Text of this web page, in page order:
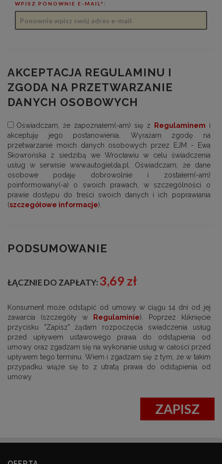
WPISZ PONOWNIE E-MAIL*:
AKCEPTACJA REGULAMINU I
ZGODA NA PRZETWARZANIE
DANYCH OSOBOWYCH
Oświadczam, że zapoznałem(-am) się z Regulaminem i
akceptuję jego postanowienia. Wyrażam zgodę na
przetwarzanie moich danych osobowych przez EJM - Ewa
Skowrońska z siedzibą we Wrocławiu w celu świadczenia
usług w serwisie www.autogielda.pl. Oświadczam, że dane
osobowe podaję dobrowolnie i zostałem(-am)
poinformowany(-a) o swoich prawach, w szczególności o
prawie dostępu do treści swoich danych i ich poprawiania
(szczegółowe informacje).
PODSUMOWANIE
ŁĄCZNIE DO ZAPŁATY: 3,69 zł
Konsument może odstąpić od umowy w ciągu 14 dni od jej
zawarcia (szczegóły w
Regulaminie). Poprzez kliknięcie
przycisku "Zapisz" żądam rozpoczęcia świadczenia usług
przed upływem ustawowego prawa do odstąpienia od
umowy oraz zgadzam się na wykonanie usług w całości przed
upływem tego terminu. Wiem i zgadzam się z tym, że w takim
przypadku wiąże się to z utratą prawa do odstąpienia od
umowy.
ZAPISZ